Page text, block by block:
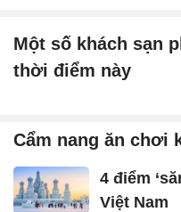
Một số khách sạn
thời điểm này
Cẩm nang ăn chơi
4 điểm
Việt Nam